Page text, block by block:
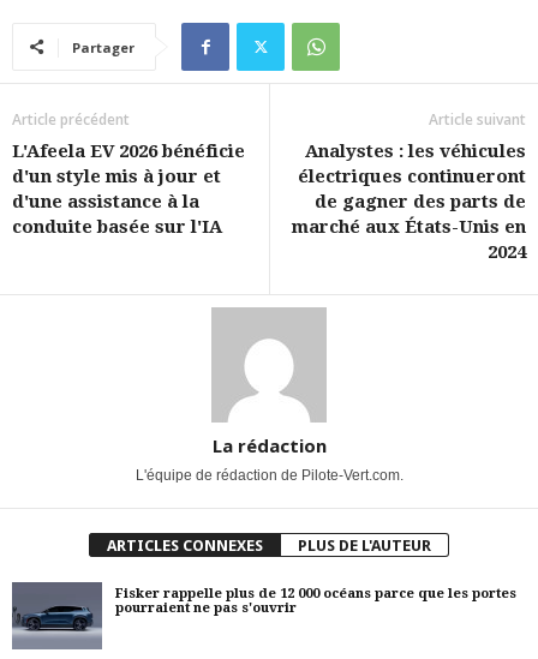
Partager
Article précédent
L'Afeela EV 2026 bénéficie
d'un style mis à jour et
d'une assistance à la
conduite basée sur l'IA
Article suivant
Analystes : les véhicules
électriques continueront
de gagner des parts de
marché aux États-Unis en
2024
La rédaction
L'équipe de rédaction de Pilote-Vert.com.
ARTICLES CONNEXES PLUS DE L'AUTEUR
Fisker rappelle plus de 12 000 océans parce que les portes
pourraient ne pas s'ouvrir